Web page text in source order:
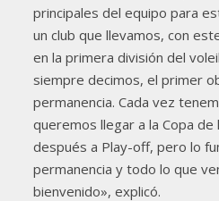
principales del equipo para
un club que llevamos, con
en la primera división del
siempre decimos, el primer
permanencia. Cada vez
queremos llegar a la Copa de
después a Play-off, pero lo
permanencia y todo lo que
bienvenido», explicó.